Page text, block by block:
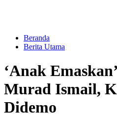
Beranda
Berita Utama
‘Anak
Murad Ismail,
Didemo